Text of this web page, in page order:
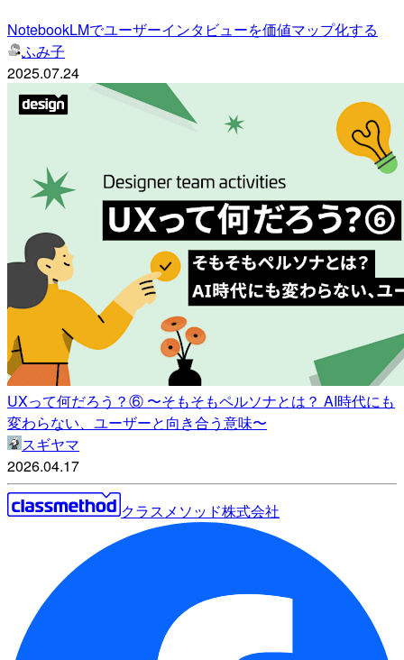
NotebookLMでユーザーインタビューを価値マップ化する
ふみ子
2025.07.24
UXって何だろう？⑥ 〜そもそもペルソナとは？ AI時代にも
変わらない、ユーザーと向き合う意味〜
スギヤマ
2026.04.17
クラスメソッド株式会社